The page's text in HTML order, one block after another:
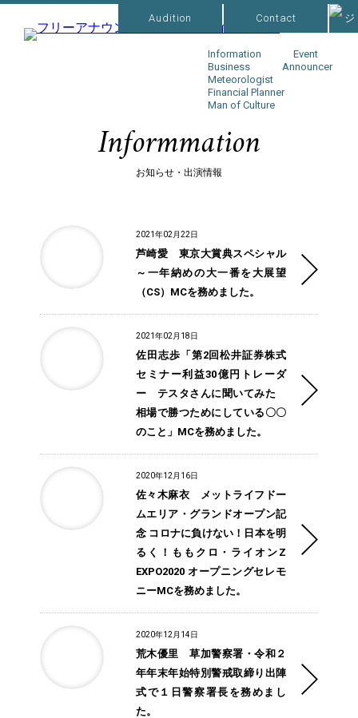
Information
Event
Business
Announcer
Meteorologist
Financial Planner
Man of Culture
Audition Contact
Informmation
お知らせ・出演情報
2021年02月22日
芦崎愛 東京大賞典スペシャル
～一年納めの大一番を大展望
（CS）MCを務めました。
2021年02月18日
佐田志歩「第2回松井証券株式
セミナー利益30億円トレーダ
ー テスタさんに聞いてみた
相場で勝つためにしている〇〇
のこと」MCを務めました。
2020年12月16日
佐々木麻衣 メットライフドー
ムエリア・グランドオープン記
念 コロナに負けない！日本を明
るく！ももクロ・ライオンZ
EXPO2020 オープニングセレモ
ニーMCを務めました。
2020年12月14日
荒木優里 草加警察署・令和２
年年末年始特別警戒取締り出陣
式で１日警察署長を務めまし
た。